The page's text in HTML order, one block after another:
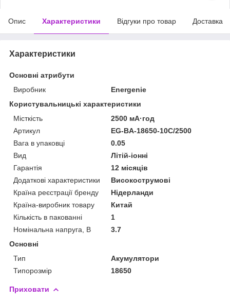
Опис Характеристики Відгуки про товар Доставка
Характеристики
Основні атрибути
Виробник
Energenie
Користувальницькі характеристики
Місткість
2500 мА·год
Артикул
EG-BA-18650-10C/2500
Вага в упаковці
0.05
Вид
Літій-іонні
Гарантія
12 місяців
Додаткові характеристики
Високострумові
Країна реєстрації бренду
Нідерланди
Країна-виробник товару
Китай
Кількість в пакованні
1
Номінальна напруга, В
3.7
Основні
Тип
Акумулятори
Типорозмір
18650
Приховати